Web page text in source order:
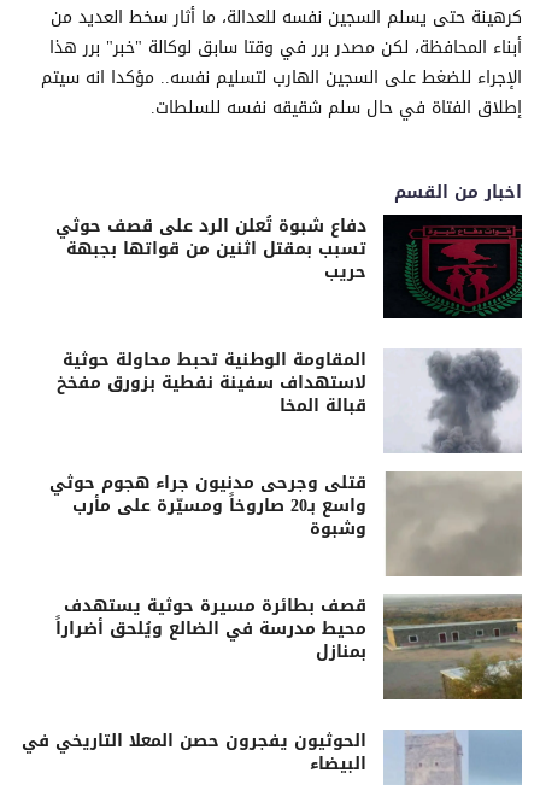
كرهينة حتى يسلم السجين نفسه للعدالة، ما أثار سخط العديد من
أبناء المحافظة، لكن مصدر برر في وقتا سابق لوكالة "خبر" برر هذا
الإجراء للضغط على السجين الهارب لتسليم نفسه.. مؤكدا انه سيتم
إطلاق الفتاة في حال سلم شقيقه نفسه للسلطات.
اخبار من القسم
دفاع شبوة تُعلن الرد على قصف حوثي
تسبب بمقتل اثنين من قواتها بجبهة
حريب
المقاومة الوطنية تحبط محاولة حوثية
لاستهداف سفينة نفطية بزورق مفخخ
قبالة المخا
قتلى وجرحى مدنيون جراء هجوم حوثي
واسع بـ20 صاروخاً ومسيّرة على مأرب
وشبوة
قصف بطائرة مسيرة حوثية يستهدف
محيط مدرسة في الضالع ويُلحق أضراراً
بمنازل
الحوثيون يفجرون حصن المعلا التاريخي في
البيضاء